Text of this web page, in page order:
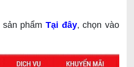
phẩm Tại đây, chọn vào